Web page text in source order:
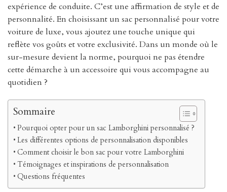
expérience de conduite. C’est une affirmation de style et de
personnalité. En choisissant un sac personnalisé pour votre
voiture de luxe, vous ajoutez une touche unique qui
reflète vos goûts et votre exclusivité. Dans un monde où le
sur-mesure devient la norme, pourquoi ne pas étendre
cette démarche à un accessoire qui vous accompagne au
quotidien ?
Sommaire
Pourquoi opter pour un sac Lamborghini personnalisé ?
Les différentes options de personnalisation disponibles
Comment choisir le bon sac pour votre Lamborghini
Témoignages et inspirations de personnalisation
Questions fréquentes